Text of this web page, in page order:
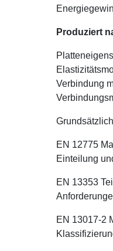
Produziert
Verbindung
EN 12775
Einteilung
EN 13353
EN 13017-2